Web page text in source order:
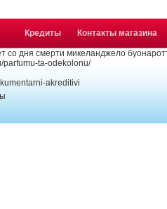
Кредиты Контакты магазина
со дня смерти микеланджело
parfumu-ta-odekolonu/
akreditivi